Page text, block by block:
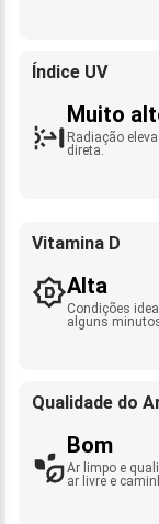
Índice UV
Muito
Radiação
direta.
Vitamina D
Alta
Condições
alguns
Qualidade do
Bom
Ar limpo e
ar livre e